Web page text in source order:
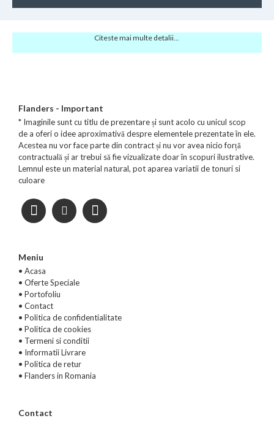
Citeste mai multe detalii...
Flanders - Important
* Imaginile sunt cu titlu de prezentare și sunt acolo cu unicul scop
de a oferi o idee aproximativă despre elementele prezentate în ele.
Acestea nu vor face parte din contract și nu vor avea nicio forță
contractuală și ar trebui să fie vizualizate doar în scopuri ilustrative.
Lemnul este un material natural, pot aparea variatii de tonuri si
culoare
Meniu
• Acasa
• Oferte Speciale
• Portofoliu
• Contact
• Politica de confidentialitate
• Politica de cookies
• Termeni si conditii
• Informatii Livrare
• Politica de retur
• Flanders in Romania
Contact